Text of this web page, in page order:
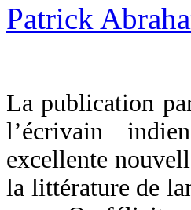
La publication
l’écrivain
excellente
la littérature de